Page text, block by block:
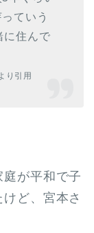
ていう
に住んで
り引用
が平和で子
ど、宮本さ